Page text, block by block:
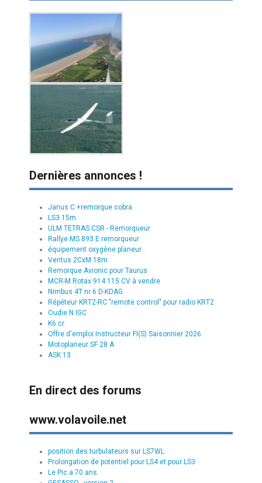
Dernières annonces !
Janus C +remorque cobra
LS3 15m
ULM TETRAS CSR - Remorqueur
Rallye MS 893 E remorqueur
équipement oxygène planeur .
Ventus 2CxM 18m
Remorque Avionic pour Taurus
MCR-M Rotax 914 115 CV à vendre
Nimbus 4T nr 6 D-KDAG
Répéteur KRT2-RC "remote control" pour radio KRT2
Oudie N IGC
K6 cr
Offre d'emploi Instructeur FI(S) Saisonnier 2026
Motoplaneur SF 28 A
ASK 13
En direct des forums
www.volavoile.net
position des turbulateurs sur LS7WL
Prolongation de potentiel pour LS4 et pour LS3
Le Pic a 70 ans.